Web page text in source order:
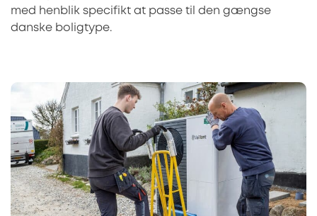
med henblik specifikt at passe til den gængse
danske boligtype.